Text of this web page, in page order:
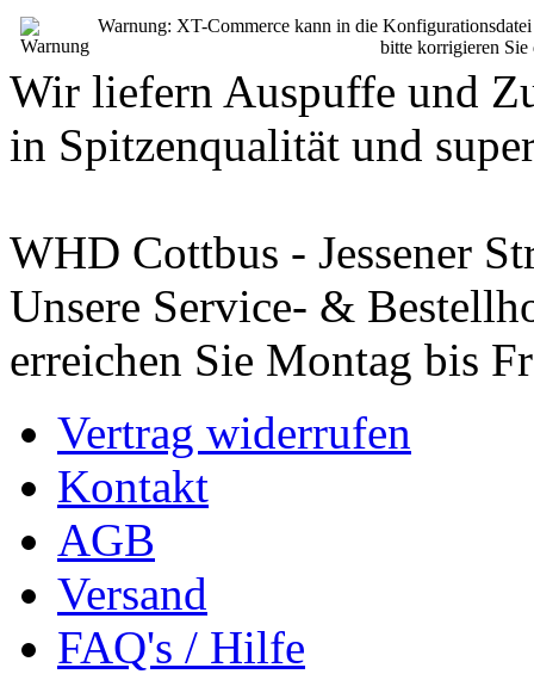
Warnung: XT-Commerce kann in die
bitte korrigieren Sie
Wir liefern Auspuffe und
in Spitzenqualität und
WHD Cottbus - Jessener
Unsere Service- &
erreichen Sie Montag bis
Vertrag widerrufen
Kontakt
AGB
Versand
FAQ's / Hilfe